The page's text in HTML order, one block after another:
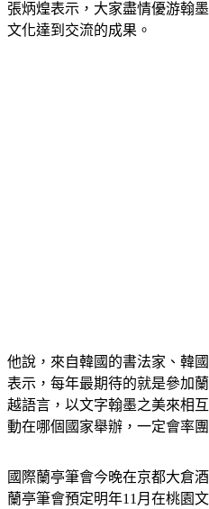
張炳煌表示，大家盡情優游翰
文化達到交流的成果。
他說，來自韓國的書法家、韓
表示，每年最期待的就是參加
越語言，以文字翰墨之美來相
動在哪個國家舉辦，一定會率
國際蘭亭筆會今晚在京都大倉
蘭亭筆會預定明年11月在桃園